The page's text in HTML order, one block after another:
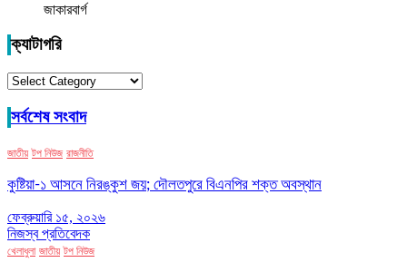
জাকারবার্গ
ক্যাটাগরি
ক্যাটাগরি
সর্বশেষ সংবাদ
জাতীয় টপ নিউজ রাজনীতি
কুষ্টিয়া-১ আসনে নিরঙ্কুশ জয়; দৌলতপুরে বিএনপির শক্ত অবস্থান
ফেব্রুয়ারি ১৫, ২০২৬
নিজস্ব প্রতিবেদক
খেলাধুলা জাতীয় টপ নিউজ